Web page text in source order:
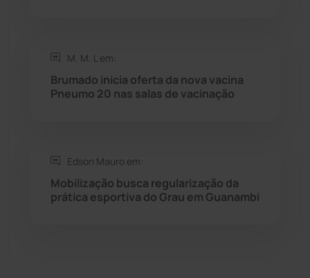
Sudoeste Baiano
Tanhaçu
M. M. L em:
Brumado inicia oferta da nova vacina
Pneumo 20 nas salas de vacinação
Edson Mauro em:
Mobilização busca regularização da
prática esportiva do Grau em Guanambi